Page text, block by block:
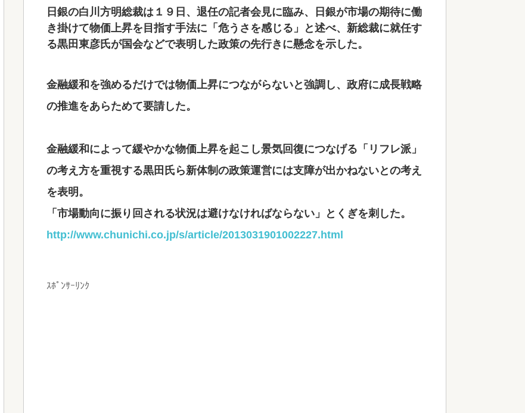
日銀の白川方明総裁は１９日、退任の記者会見に臨み、日銀が市場の期待に働
き掛けて物価上昇を目指す手法に「危うさを感じる」と述べ、新総裁に就任す
る黒田東彦氏が国会などで表明した政策の先行きに懸念を示した。
金融緩和を強めるだけでは物価上昇につながらないと強調し、政府に成長戦略
の推進をあらためて要請した。
金融緩和によって緩やかな物価上昇を起こし景気回復につなげる「リフレ派」
の考え方を重視する黒田氏ら新体制の政策運営には支障が出かねないとの考え
を表明。
「市場動向に振り回される状況は避けなければならない」とくぎを刺した。
http://www.chunichi.co.jp/s/article/2013031901002227.html
ｽﾎﾟﾝｻｰﾘﾝｸ